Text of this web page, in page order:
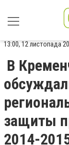
13:00, 12 листопада
В
защиты
2014-